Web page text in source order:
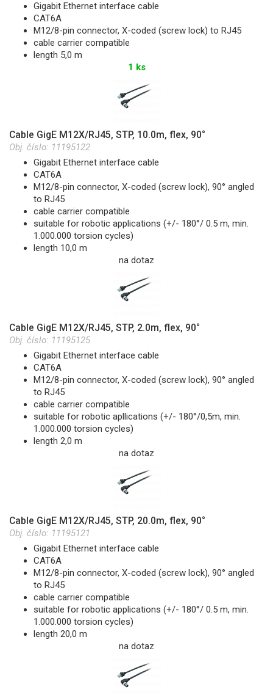
Gigabit Ethernet interface cable
CAT6A
M12/8-pin connector, X-coded (screw lock) to RJ45
cable carrier compatible
length 5,0 m
1 ks
Cable GigE M12X/RJ45, STP, 10.0m, flex, 90°
Obj. číslo: 11195122
Gigabit Ethernet interface cable
CAT6A
M12/8-pin connector, X-coded (screw lock), 90° angled
to RJ45
cable carrier compatible
suitable for robotic applications (+/- 180°/ 0.5 m, min.
1.000.000 torsion cycles)
length 10,0 m
na dotaz
Cable GigE M12X/RJ45, STP, 2.0m, flex, 90°
Obj. číslo: 11195125
Gigabit Ethernet interface cable
CAT6A
M12/8-pin connector, X-coded (screw lock), 90° angled
to RJ45
cable carrier compatible
suitable for robotic apllications (+/- 180°/0,5m, min.
1.000.000 torsion cycles)
length 2,0 m
na dotaz
Cable GigE M12X/RJ45, STP, 20.0m, flex, 90°
Obj. číslo: 11195121
Gigabit Ethernet interface cable
CAT6A
M12/8-pin connector, X-coded (screw lock), 90° angled
to RJ45
cable carrier compatible
suitable for robotic applications (+/- 180°/ 0.5 m, min.
1.000.000 torsion cycles)
length 20,0 m
na dotaz